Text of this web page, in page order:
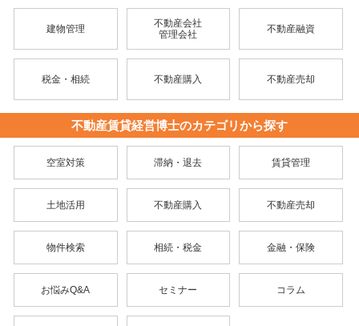
建物管理
不動産会社
管理会社
不動産融資
税金・相続 不動産購入 不動産売却
不動産賃貸経営博士のカテゴリから探す
空室対策 滞納・退去 賃貸管理
土地活用 不動産購入 不動産売却
物件検索 相続・税金 金融・保険
お悩みQ&A セミナー コラム